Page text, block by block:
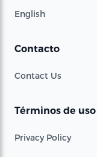
English
Contacto
Contact Us
Términos de uso
Privacy Policy